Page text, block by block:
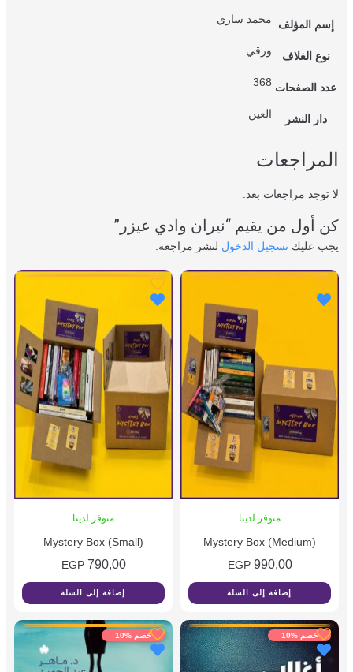
إسم المؤلف محمد ساري
نوع الغلاف ورقي
عدد الصفحات 368
دار النشر العين
المراجعات
لا توجد مراجعات بعد.
كن أول من يقيم “نيران وادي عيزر”
يجب عليك تسجيل الدخول لنشر مراجعة.
متوفر لدينا
Mystery Box (Medium)
990,00
EGP
إضافة إلى السلة
متوفر لدينا
Mystery Box (Small)
790,00
EGP
إضافة إلى السلة
خصم %10 خصم %10